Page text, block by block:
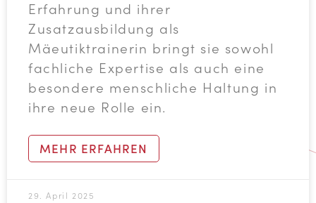
Erfahrung und ihrer
Zusatzausbildung als
Mäeutiktrainerin bringt sie sowohl
fachliche Expertise als auch eine
besondere menschliche Haltung in
ihre neue Rolle ein.
MEHR ERFAHREN
29. April 2025